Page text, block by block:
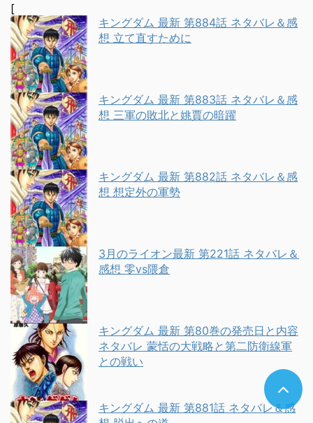
[
キングダム 最新 第884話 ネタバレ＆感
想 立て直すために
キングダム 最新 第883話 ネタバレ＆感
想 三軍の敗北と姚賈の暗躍
キングダム 最新 第882話 ネタバレ＆感
想 想定外の軍勢
3月のライオン最新 第221話 ネタバレ＆
感想 零vs隈倉
キングダム 最新 第80巻の発売日と内容
ネタバレ 蒙恬の大戦略と第二防衛線軍
との戦い
キングダム 最新 第881話 ネタバレ＆感